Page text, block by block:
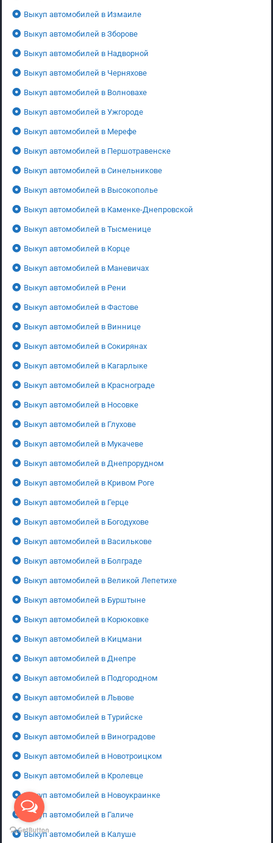
Выкуп автомобилей в Измаиле
Выкуп автомобилей в Зборове
Выкуп автомобилей в Надворной
Выкуп автомобилей в Черняхове
Выкуп автомобилей в Волновахе
Выкуп автомобилей в Ужгороде
Выкуп автомобилей в Мерефе
Выкуп автомобилей в Першотравенске
Выкуп автомобилей в Синельникове
Выкуп автомобилей в Высокополье
Выкуп автомобилей в Каменке-Днепровской
Выкуп автомобилей в Тысменице
Выкуп автомобилей в Корце
Выкуп автомобилей в Маневичах
Выкуп автомобилей в Рени
Выкуп автомобилей в Фастове
Выкуп автомобилей в Виннице
Выкуп автомобилей в Сокирянах
Выкуп автомобилей в Кагарлыке
Выкуп автомобилей в Краснограде
Выкуп автомобилей в Носовке
Выкуп автомобилей в Глухове
Выкуп автомобилей в Мукачеве
Выкуп автомобилей в Днепрорудном
Выкуп автомобилей в Кривом Роге
Выкуп автомобилей в Герце
Выкуп автомобилей в Богодухове
Выкуп автомобилей в Василькове
Выкуп автомобилей в Болграде
Выкуп автомобилей в Великой Лепетихе
Выкуп автомобилей в Бурштыне
Выкуп автомобилей в Корюковке
Выкуп автомобилей в Кицмани
Выкуп автомобилей в Днепре
Выкуп автомобилей в Подгородном
Выкуп автомобилей в Львове
Выкуп автомобилей в Турийске
Выкуп автомобилей в Виноградове
Выкуп автомобилей в Новотроицком
Выкуп автомобилей в Кролевце
Выкуп автомобилей в Новоукраинке
Выкуп автомобилей в Галиче
Выкуп автомобилей в Калуше